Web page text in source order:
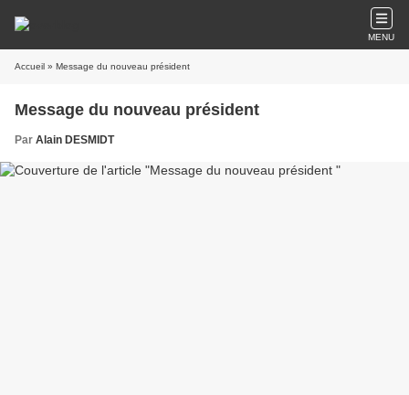
MENU
Accueil » Message du nouveau président
Message du nouveau président
Par Alain DESMIDT